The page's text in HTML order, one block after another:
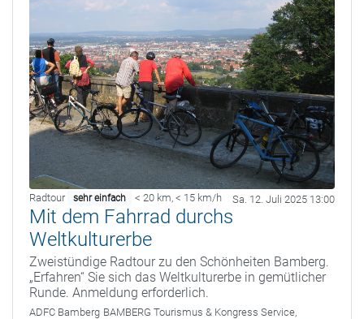
Radtour sehr einfach < 20 km, < 15 km/h Sa. 12. Juli 2025 13:00
Mit dem Fahrrad durchs
Weltkulturerbe
Zweistündige Radtour zu den Schönheiten Bamberg.
„Erfahren“ Sie sich das Weltkulturerbe in gemütlicher
Runde. Anmeldung erforderlich.
ADFC Bamberg BAMBERG Tourismus & Kongress Service,